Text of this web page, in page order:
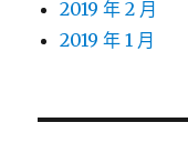
2019 年 2 月
2019 年 1 月